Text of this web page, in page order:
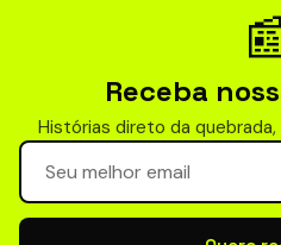
Receba
Histórias direto da
Seu email para newsletter